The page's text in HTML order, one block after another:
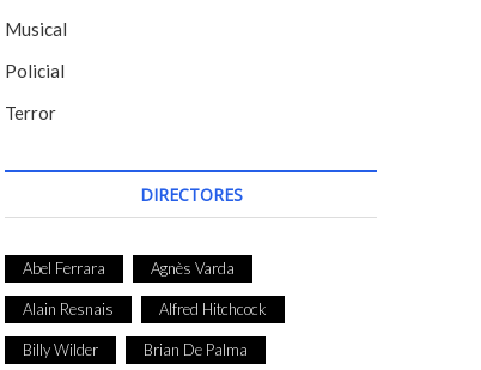
Musical
Policial
Terror
DIRECTORES
Abel Ferrara Agnès Varda
Alain Resnais Alfred Hitchcock
Billy Wilder Brian De Palma